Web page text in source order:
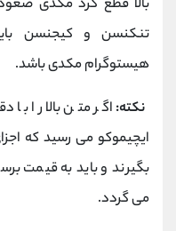
بالا قطع کرد مکدی
تنکنسن و کیجنسن
هیستوگرام مکدی باشد.
نکته: اگر متن بالا را
ایچیموکو می رسید که
بگیرند و باید به قیمت
می گردد.